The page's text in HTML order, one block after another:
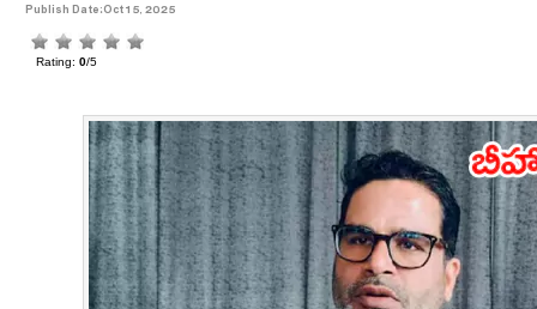
Publish Date:Oct 15, 2025